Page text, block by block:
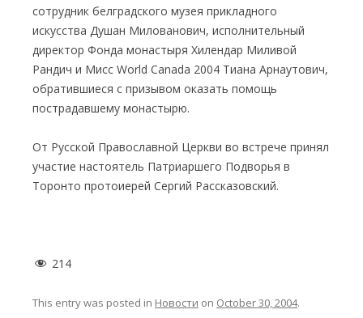
сотрудник белградского музея прикладного
искусства Душан Милованович, исполнительный
директор Фонда монастыря Хилендар Миливой
Рандич и Мисс World Canada 2004 Тиана Арнаутович,
обратившиеся с призывом оказать помощь
пострадавшему монастырю.
От Русской Православной Церкви во встрече принял
участие настоятель Патриаршего Подворья в
Торонто протоиерей Сергий Рассказовский.
214
This entry was posted in Новости on October 30, 2004.